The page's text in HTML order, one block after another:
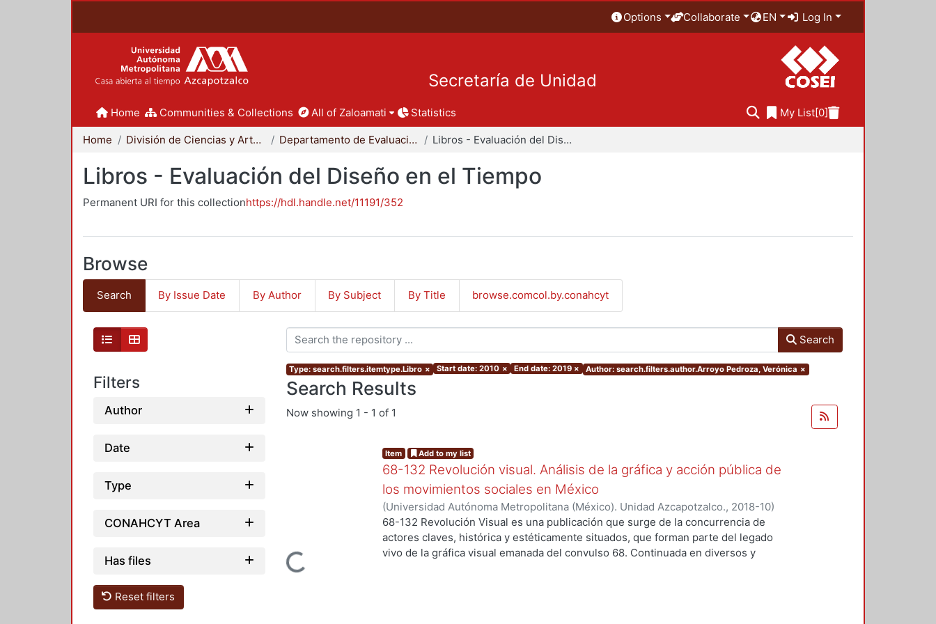
Options Collaborate EN Log In
Secretaría de Unidad
Home Communities & Collections All of Zaloamati Statistics My List[0]
Home División de Ciencias y Artes para el Diseño Departamento de Evaluación del Diseño en el Tiempo Libros - Evaluación del Diseño en el Tiempo
Libros - Evaluación del Diseño en el Tiempo
Permanent URI for this collectionhttps://hdl.handle.net/11191/352
Browse
Search By Issue Date By Author By Subject By Title browse.comcol.by.conahcyt
Filters
Author
Date
Type
CONAHCYT Area
Has files
Reset filters
Search
Type: search.filters.itemtype.Libro × Start date: 2010 × End date: 2019 × Author: search.filters.author.Arroyo Pedroza, Verónica ×
Search Results
Now showing 1 - 1 of 1
Loading...
Item Add to my list
68-132 Revolución visual. Análisis de la gráfica y acción pública de
los movimientos sociales en México
(Universidad Autónoma Metropolitana (México). Unidad Azcapotzalco., 2018-10)
Ortiz Leroux, Jorge Gabriel;Arroyo Pedroza, Verónica;Lizarazo Arias, Diego;Pérez
Vega, Jorge;Del Castillo Troncoso, Alberto;Quiroz Trejo, Jose Othon;Aquino
Casas, Arnulfo;Tamayo, Sergio;Moreno Corso, Alejandro;Hijar Gonzalez, Cristina
68-132 Revolución Visual es una publicación que surge de la concurrencia de
actores claves, histórica y estéticamente situados, que forman parte del legado
vivo de la gráfica visual emanada del convulso 68. Continuada en diversos y